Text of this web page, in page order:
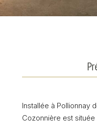
Installée à Pollionnay
Cozonnière est